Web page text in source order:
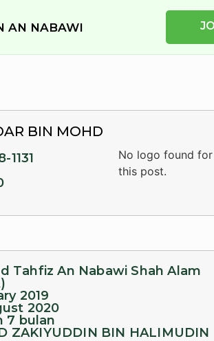
AN NABAWI
BIN MOHD
1131
No logo found for
this post.
Tahfiz An Nabawi Shah Alam
2019
2020
7 bulan
ZAKIYUDDIN BIN HALIMUDIN